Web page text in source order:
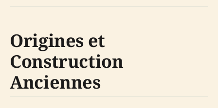
Origines et
Construction
Anciennes